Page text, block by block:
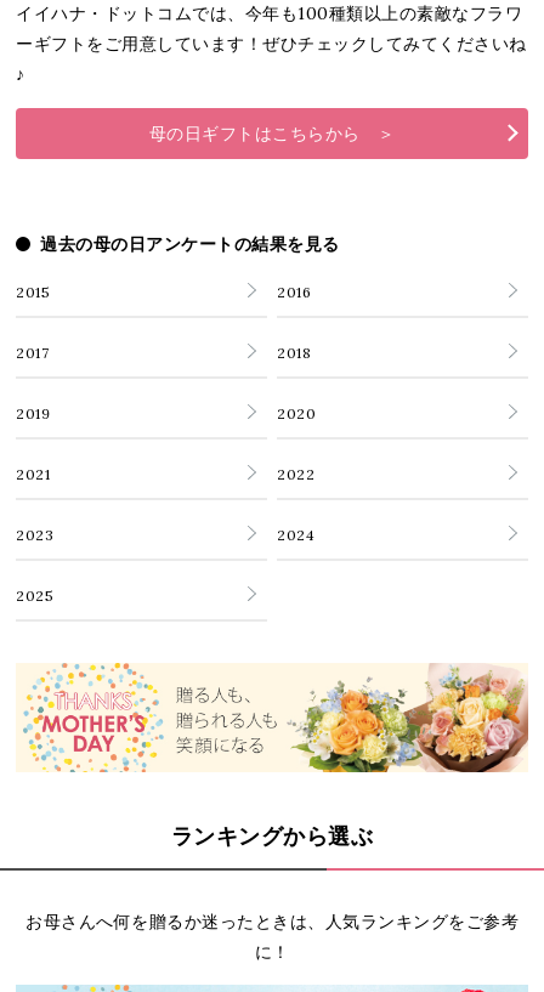
イイハナ・ドットコムでは、今年も100種類以上の素敵なフラワ
ーギフトをご用意しています！ぜひチェックしてみてくださいね
♪
母の日ギフトはこちらから ＞
過去の母の日アンケートの結果を見る
2015 2016
2017 2018
2019 2020
2021 2022
2023 2024
2025
ランキングから選ぶ
お母さんへ何を贈るか迷ったときは、人気ランキングをご参考
に！